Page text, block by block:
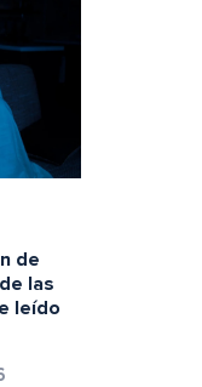
de
las
leído